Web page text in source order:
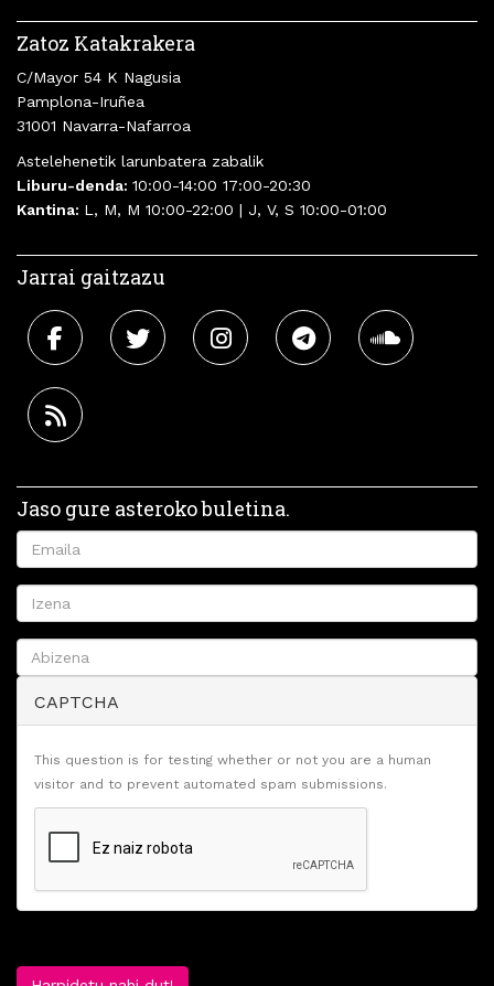
Zatoz Katakrakera
C/Mayor 54 K Nagusia
Pamplona-Iruñea
31001 Navarra-Nafarroa
Astelehenetik larunbatera zabalik
Liburu-denda: 10:00-14:00 17:00-20:30
Kantina: L, M, M 10:00-22:00 | J, V, S 10:00-01:00
Jarrai gaitzazu
Jaso gure asteroko buletina.
CAPTCHA
This question is for testing whether or not you are a human
visitor and to prevent automated spam submissions.